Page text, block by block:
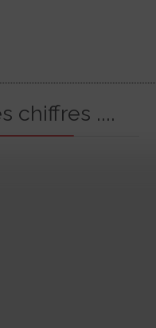
chiffres ....